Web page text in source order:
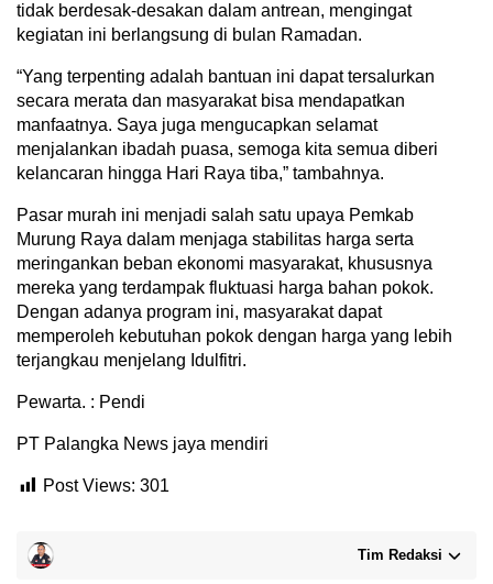
tidak berdesak-desakan dalam antrean, mengingat
kegiatan ini berlangsung di bulan Ramadan.
“Yang terpenting adalah bantuan ini dapat tersalurkan
secara merata dan masyarakat bisa mendapatkan
manfaatnya. Saya juga mengucapkan selamat
menjalankan ibadah puasa, semoga kita semua diberi
kelancaran hingga Hari Raya tiba,” tambahnya.
Pasar murah ini menjadi salah satu upaya Pemkab
Murung Raya dalam menjaga stabilitas harga serta
meringankan beban ekonomi masyarakat, khususnya
mereka yang terdampak fluktuasi harga bahan pokok.
Dengan adanya program ini, masyarakat dapat
memperoleh kebutuhan pokok dengan harga yang lebih
terjangkau menjelang Idulfitri.
Pewarta. : Pendi
PT Palangka News jaya mendiri
Post Views: 301
Tim Redaksi